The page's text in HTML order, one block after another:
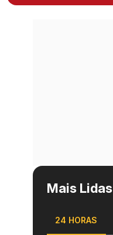
Mais Lidas
24 HORAS